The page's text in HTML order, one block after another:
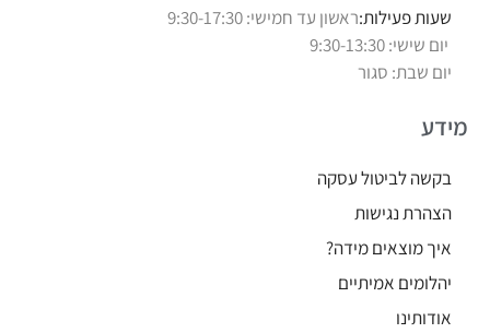
שעות פעילות:ראשון עד חמישי: 9:30-17:30
יום שישי: 9:30-13:30
יום שבת: סגור
מידע
בקשה לביטול עסקה
הצהרת נגישות
איך מוצאים מידה?
יהלומים אמיתיים
אודותינו